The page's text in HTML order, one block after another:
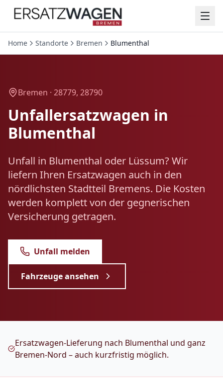
Home Standorte Bremen Blumenthal
Bremen · 28779, 28790
Unfallersatzwagen in
Blumenthal
Unfall in Blumenthal oder Lüssum? Wir
liefern Ihren Ersatzwagen auch in den
nördlichsten Stadtteil Bremens. Die Kosten
werden komplett von der gegnerischen
Versicherung getragen.
Unfall melden
Fahrzeuge ansehen
Ersatzwagen-Lieferung nach Blumenthal und ganz
Bremen-Nord – auch kurzfristig möglich.